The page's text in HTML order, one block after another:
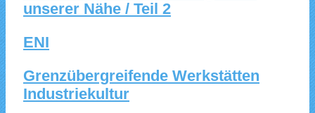
unserer Nähe / Teil 2
ENI
Grenzübergreifende Werkstätten
Industriekultur